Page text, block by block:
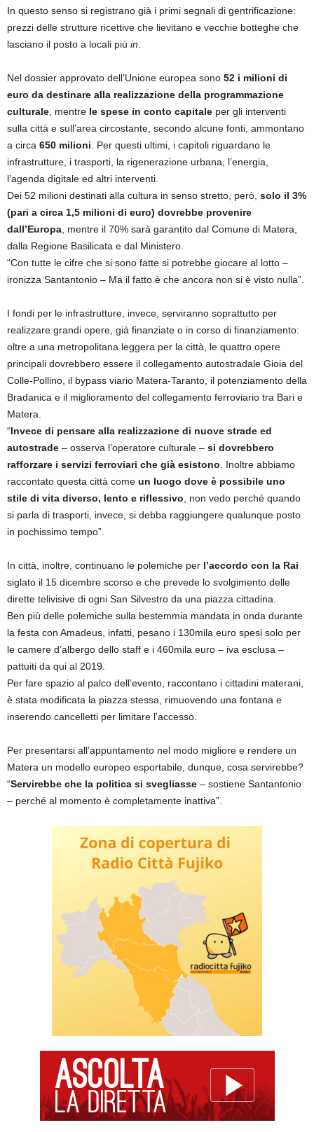
In questo senso si registrano già i primi segnali di gentrificazione:
prezzi delle strutture ricettive che lievitano e vecchie botteghe che
lasciano il posto a locali più in
Nel dossier approvato dell’Unione europea sono 52 i milioni di
euro da destinare alla realizzazione della programmazione
culturale , mentre le spese in conto capitale per gli interventi
sulla città e sull’area circostante, secondo alcune fonti, ammontano
a circa 650 milioni . Per questi ultimi, i capitoli riguardano le
infrastrutture, i trasporti, la rigenerazione urbana, l’energia,
l’agenda digitale ed altri interventi.
Dei 52 milioni destinati alla cultura in senso stretto, però, solo il 3%
(pari a circa 1,5 milioni di euro) dovrebbe provenire
dall’Europa , mentre il 70% sarà garantito dal Comune di Matera,
dalla Regione Basilicata e dal Ministero.
“Con tutte le cifre che si sono fatte si potrebbe giocare al lotto –
ironizza Santantonio – Ma il fatto è che ancora non si è visto nulla”.
I fondi per le infrastrutture, invece, serviranno soprattutto per
realizzare grandi opere, già finanziate o in corso di finanziamento:
oltre a una metropolitana leggera per la città, le quattro opere
principali dovrebbero essere il collegamento autostradale Gioia del
Colle-Pollino, il bypass viario Matera-Taranto, il potenziamento della
Bradanica e il miglioramento del collegamento ferroviario tra Bari e
Matera.
“Invece di pensare alla realizzazione di nuove strade ed
autostrade – osserva l’operatore culturale – si dovrebbero
rafforzare i servizi ferroviari che già esistono . Inoltre abbiamo
raccontato questa città come un luogo dove è possibile uno
stile di vita diverso, lento e riflessivo , non vedo perché quando
si parla di trasporti, invece, si debba raggiungere qualunque posto
in pochissimo tempo”.
In città, inoltre, continuano le polemiche per l’accordo con la Rai
siglato il 15 dicembre scorso e che prevede lo svolgimento delle
dirette telivisive di ogni San Silvestro da una piazza cittadina.
Ben più delle polemiche sulla bestemmia mandata in onda durante
la festa con Amadeus, infatti, pesano i 130mila euro spesi solo per
le camere d’albergo dello staff e i 460mila euro – iva esclusa –
pattuiti da qui al 2019.
Per fare spazio al palco dell’evento, raccontano i cittadini materani,
è stata modificata la piazza stessa, rimuovendo una fontana e
inserendo cancelletti per limitare l’accesso.
Per presentarsi all’appuntamento nel modo migliore e rendere un
Matera un modello europeo esportabile, dunque, cosa servirebbe?
“Servirebbe che la politica si svegliasse – sostiene Santantonio
– perché al momento è completamente inattiva”.